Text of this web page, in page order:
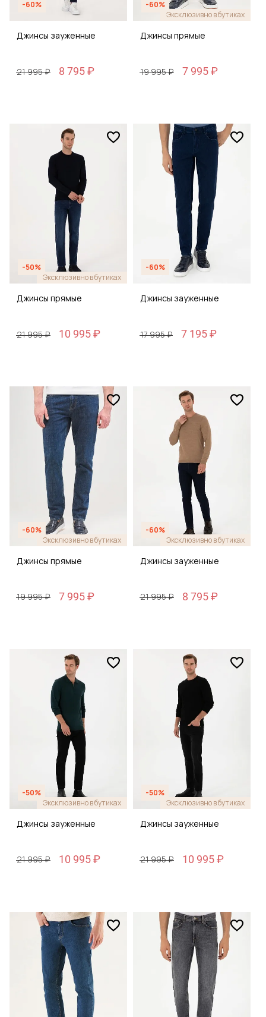
-60%
Джинсы зауженные
21 995 ₽ 8 795 ₽
-60%
Эксклюзивно в бутиках
Джинсы прямые
19 995 ₽ 7 995 ₽
-50%
Эксклюзивно в бутиках
Джинсы прямые
21 995 ₽ 10 995 ₽
-60%
Джинсы зауженные
17 995 ₽ 7 195 ₽
-60%
Эксклюзивно в бутиках
Джинсы прямые
19 995 ₽ 7 995 ₽
-60%
Эксклюзивно в бутиках
Джинсы зауженные
21 995 ₽ 8 795 ₽
-50%
Эксклюзивно в бутиках
Джинсы зауженные
21 995 ₽ 10 995 ₽
-50%
Эксклюзивно в бутиках
Джинсы зауженные
21 995 ₽ 10 995 ₽